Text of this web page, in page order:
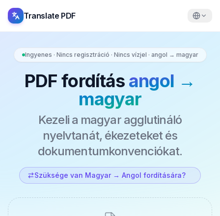
Translate PDF
Ingyenes · Nincs regisztráció · Nincs vízjel · angol → magyar
PDF fordítás angol →
magyar
Kezeli a magyar agglutináló
nyelvtanát, ékezeteket és
dokumentumkonvenciókat.
Szüksége van Magyar → Angol fordítására?